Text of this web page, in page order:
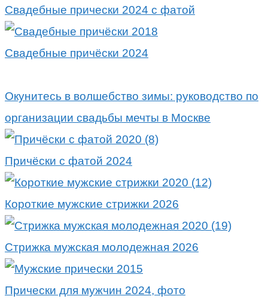
Свадебные прически 2024 с фатой
Свадебные причёски 2024
Окунитесь в волшебство зимы: руководство по
организации свадьбы мечты в Москве
Причёски с фатой 2024
Короткие мужские стрижки 2026
Стрижка мужская молодежная 2026
Прически для мужчин 2024, фото